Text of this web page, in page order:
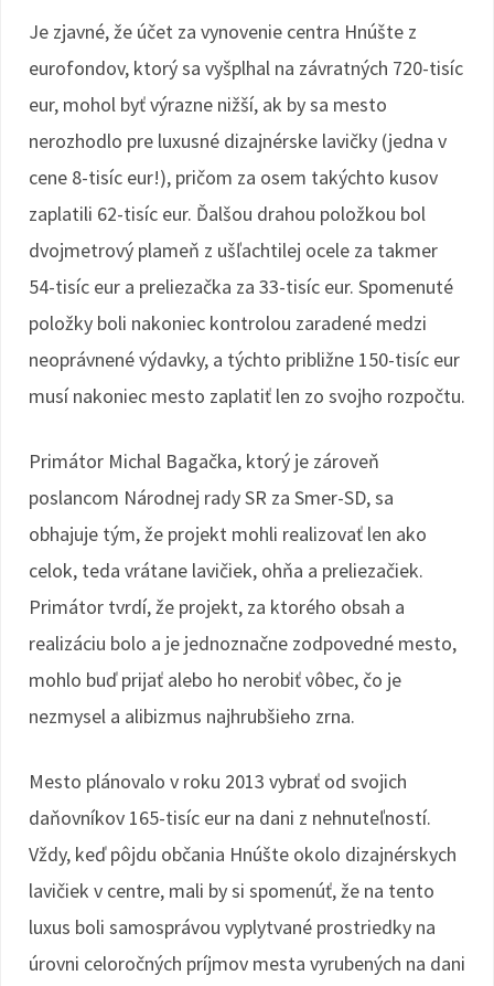
Je zjavné, že účet za vynovenie centra Hnúšte z
eurofondov, ktorý sa vyšplhal na závratných 720-tisíc
eur, mohol byť výrazne nižší, ak by sa mesto
nerozhodlo pre luxusné dizajnérske lavičky (jedna v
cene 8-tisíc eur!), pričom za osem takýchto kusov
zaplatili 62-tisíc eur. Ďalšou drahou položkou bol
dvojmetrový plameň z ušľachtilej ocele za takmer
54-tisíc eur a preliezačka za 33-tisíc eur. Spomenuté
položky boli nakoniec kontrolou zaradené medzi
neoprávnené výdavky, a týchto približne 150-tisíc eur
musí nakoniec mesto zaplatiť len zo svojho rozpočtu.
Primátor Michal Bagačka, ktorý je zároveň
poslancom Národnej rady SR za Smer-SD, sa
obhajuje tým, že projekt mohli realizovať len ako
celok, teda vrátane lavičiek, ohňa a preliezačiek.
Primátor tvrdí, že projekt, za ktorého obsah a
realizáciu bolo a je jednoznačne zodpovedné mesto,
mohlo buď prijať alebo ho nerobiť vôbec, čo je
nezmysel a alibizmus najhrubšieho zrna.
Mesto plánovalo v roku 2013 vybrať od svojich
daňovníkov 165-tisíc eur na dani z nehnuteľností.
Vždy, keď pôjdu občania Hnúšte okolo dizajnérskych
lavičiek v centre, mali by si spomenúť, že na tento
luxus boli samosprávou vyplytvané prostriedky na
úrovni celoročných príjmov mesta vyrubených na dani